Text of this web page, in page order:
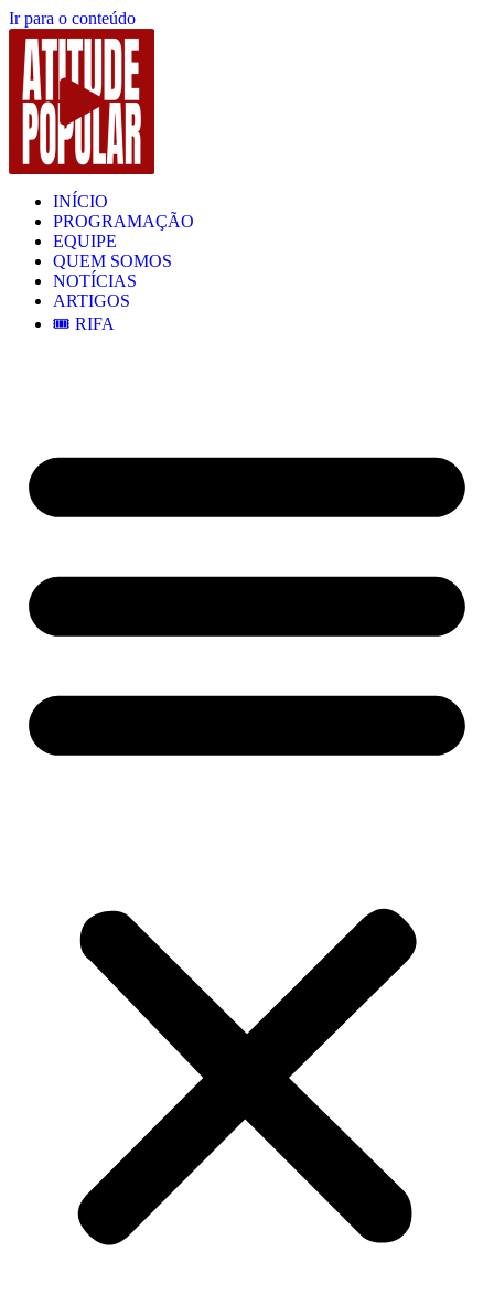
Ir para o conteúdo
INÍCIO
PROGRAMAÇÃO
EQUIPE
QUEM SOMOS
NOTÍCIAS
ARTIGOS
🎟️ RIFA